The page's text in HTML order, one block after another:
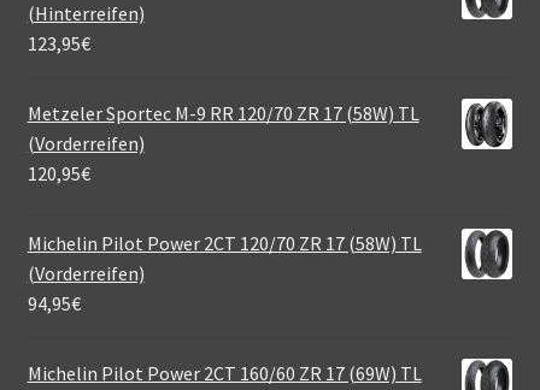
(Hinterreifen)
123,95€
Metzeler Sportec M-9 RR 120/70 ZR 17 (58W) TL
(Vorderreifen)
120,95€
Michelin Pilot Power 2CT 120/70 ZR 17 (58W) TL
(Vorderreifen)
94,95€
Michelin Pilot Power 2CT 160/60 ZR 17 (69W) TL